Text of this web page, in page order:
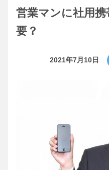
営業マンに社用
要？
2021年7月10日